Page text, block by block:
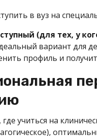
в вуз на
(для тех, у
вариант для
профиль и
учиться на